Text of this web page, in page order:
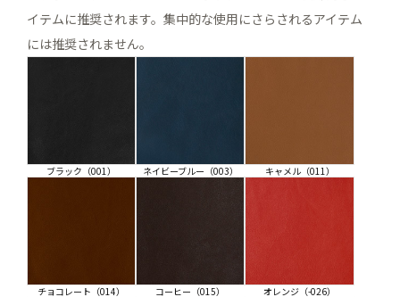
イテムに推奨されます。集中的な使用にさらされるアイテム
には推奨されません。
ブラック（001） ネイビーブルー（003） キャメル（011）
チョコレート（014） コーヒー（015） オレンジ（-026）